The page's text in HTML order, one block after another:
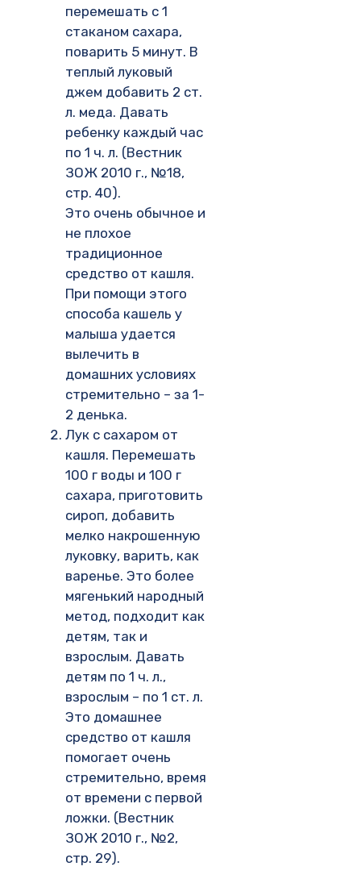
перемешать с 1
стаканом сахара,
поварить 5 минут. В
теплый луковый
джем добавить 2 ст.
л. меда. Давать
ребенку каждый час
по 1 ч. л. (Вестник
ЗОЖ 2010 г., №18,
стр. 40).
Это очень обычное и
не плохое
традиционное
средство от кашля.
При помощи этого
способа кашель у
малыша удается
вылечить в
домашних условиях
стремительно – за 1-
2 денька.
Лук с сахаром от
кашля. Перемешать
100 г воды и 100 г
сахара, приготовить
сироп, добавить
мелко накрошенную
луковку, варить, как
варенье. Это более
мягенький народный
метод, подходит как
детям, так и
взрослым. Давать
детям по 1 ч. л.,
взрослым – по 1 ст. л.
Это домашнее
средство от кашля
помогает очень
стремительно, время
от времени с первой
ложки. (Вестник
ЗОЖ 2010 г., №2,
стр. 29).